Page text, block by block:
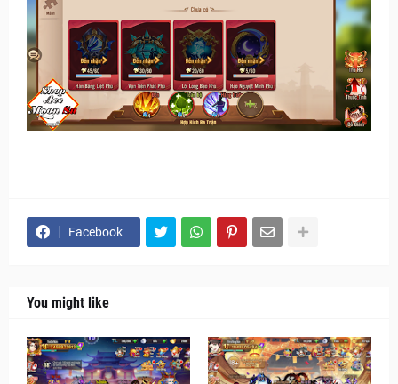
Facebook
You might like